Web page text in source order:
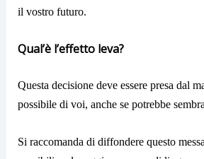
il vostro futuro.
Qual’è l’effetto leva?
Questa decisione deve essere presa dal
possibile di voi, anche se potrebbe
Si raccomanda di diffondere questo